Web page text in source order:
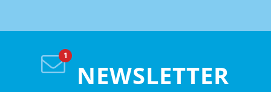
NEWSLETTER